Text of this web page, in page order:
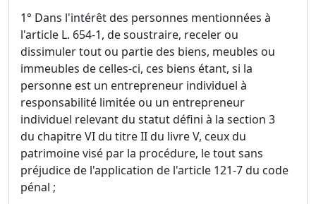
1° Dans l'intérêt des personnes mentionnées à
l'article L. 654-1, de soustraire, receler ou
dissimuler tout ou partie des biens, meubles ou
immeubles de celles-ci, ces biens étant, si la
personne est un entrepreneur individuel à
responsabilité limitée ou un entrepreneur
individuel relevant du statut défini à la section 3
du chapitre VI du titre II du livre V, ceux du
patrimoine visé par la procédure, le tout sans
préjudice de l'application de l'article 121-7 du code
pénal ;